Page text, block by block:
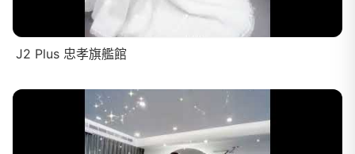
J2 Plus 忠孝旗艦館